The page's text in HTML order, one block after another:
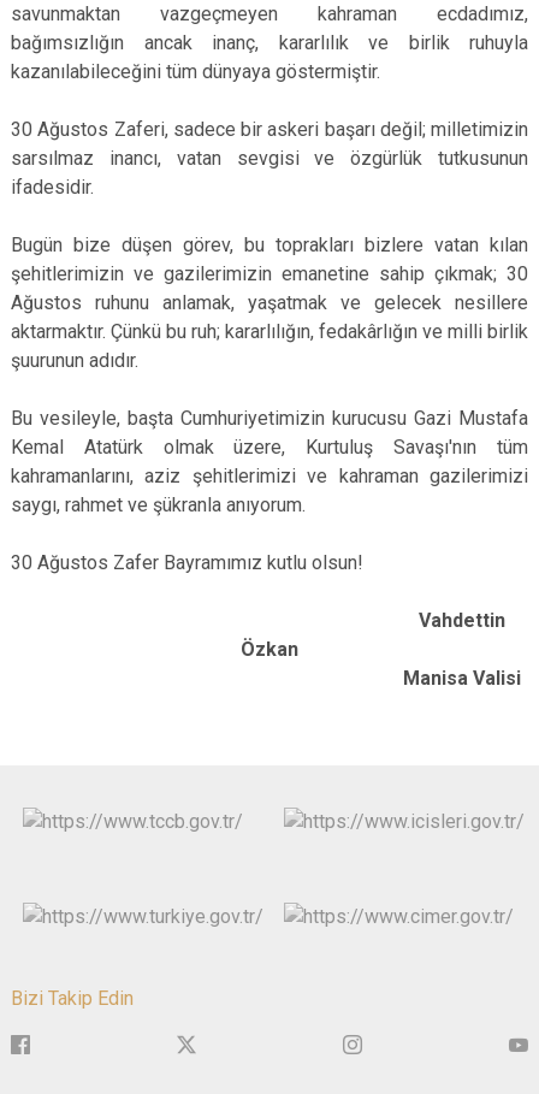
savunmaktan vazgeçmeyen kahraman ecdadımız,
bağımsızlığın ancak inanç, kararlılık ve birlik ruhuyla
kazanılabileceğini tüm dünyaya göstermiştir.
30 Ağustos Zaferi, sadece bir askeri başarı değil; milletimizin
sarsılmaz inancı, vatan sevgisi ve özgürlük tutkusunun
ifadesidir.
Bugün bize düşen görev, bu toprakları bizlere vatan kılan
şehitlerimizin ve gazilerimizin emanetine sahip çıkmak; 30
Ağustos ruhunu anlamak, yaşatmak ve gelecek nesillere
aktarmaktır. Çünkü bu ruh; kararlılığın, fedakârlığın ve milli birlik
şuurunun adıdır.
Bu vesileyle, başta Cumhuriyetimizin kurucusu Gazi Mustafa
Kemal Atatürk olmak üzere, Kurtuluş Savaşı'nın tüm
kahramanlarını, aziz şehitlerimizi ve kahraman gazilerimizi
saygı, rahmet ve şükranla anıyorum.
30 Ağustos Zafer Bayramımız kutlu olsun!
Vahdettin
Özkan
Manisa Valisi
Bizi Takip Edin